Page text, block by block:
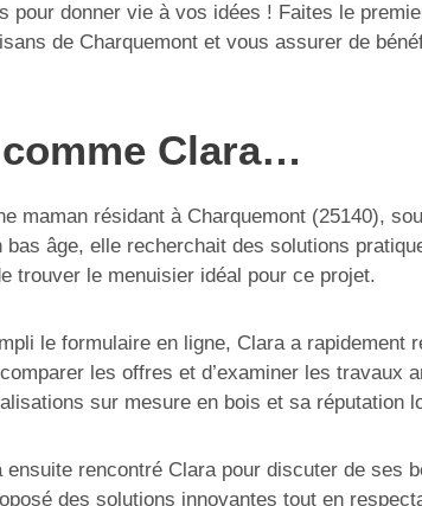
pour donner vie à vos idées ! Faites le
de Charquemont et vous assurer de
Clara…
maman résidant à Charquemont (25140),
bas âge, elle recherchait des solutions
trouver le menuisier idéal pour ce projet.
le formulaire en ligne, Clara a
les offres et d’examiner les travaux
sur mesure en bois et sa réputation
ensuite rencontré Clara pour discuter de
des solutions innovantes tout en